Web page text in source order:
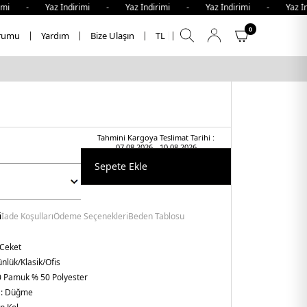
İndirimi - Yaz İndirimi - Yaz İndirimi -
Yardım Bize Ulaşın TL
0
Tahmini Kargoya Teslimat Tarihi :
07.08.2026 - 10.08.2026
Sepete Ekle
İade KoşullarıÖdeme SeçenekleriBeden Tablosu
Klasik/Ofis
Pamuk % 50 Polyester
Düğme